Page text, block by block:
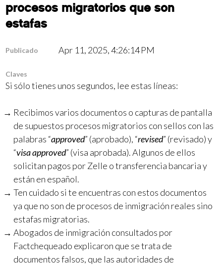
procesos migratorios que son
estafas
Publicado Apr 11, 2025, 4:26:14 PM
Claves
Si sólo tienes unos segundos, lee estas líneas:
Recibimos varios documentos o capturas de pantalla
de supuestos procesos migratorios con sellos con las
palabras “approved” (aprobado), “revised” (revisado) y
“visa approved” (visa aprobada). Algunos de ellos
solicitan pagos por Zelle o transferencia bancaria y
están en español.
Ten cuidado si te encuentras con estos documentos
ya que no son de procesos de inmigración reales sino
estafas migratorias.
Abogados de inmigración consultados por
Factchequeado explicaron que se trata de
documentos falsos, que las autoridades de